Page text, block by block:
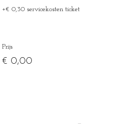
+€ 0,30 servicekosten ticket
Prijs
€ 0,00